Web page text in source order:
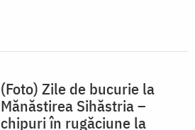
(Foto) Zile de bucurie la
Mănăstirea Sihăstria –
chipuri în rugăciune la